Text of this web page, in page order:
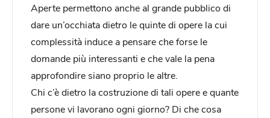
Aperte permettono anche al grande pubblico di
dare un’occhiata dietro le quinte di opere la cui
complessità induce a pensare che forse le
domande più interessanti e che vale la pena
approfondire siano proprio le altre.
Chi c’è dietro la costruzione di tali opere e quante
persone vi lavorano ogni giorno? Di che cosa